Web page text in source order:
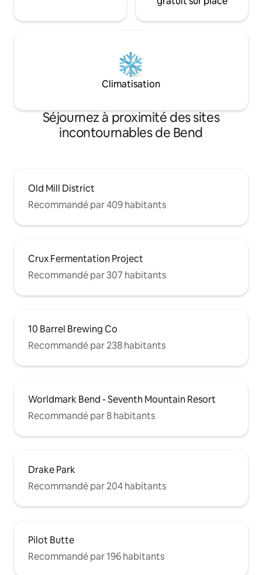
Climatisation
Séjournez à proximité des sites
incontournables de Bend
Old Mill District
Recommandé par 409 habitants
Crux Fermentation Project
Recommandé par 307 habitants
10 Barrel Brewing Co
Recommandé par 238 habitants
Worldmark Bend - Seventh Mountain Resort
Recommandé par 8 habitants
Drake Park
Recommandé par 204 habitants
Pilot Butte
Recommandé par 196 habitants